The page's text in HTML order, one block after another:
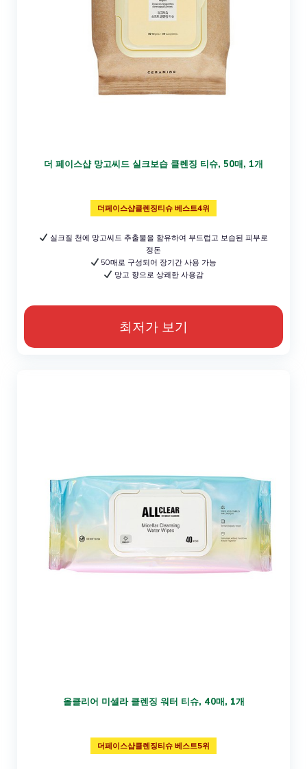
더 페이스샵 망고씨드 실크보습 클렌징 티슈, 50매, 1개
더페이스샵클렌징티슈 베스트4위
실크질 천에 망고씨드 추출물을 함유하여 부드럽고 보습된 피부로
정돈
50매로 구성되어 장기간 사용 가능
망고 향으로 상쾌한 사용감
최저가 보기
올클리어 미셀라 클렌징 워터 티슈, 40매, 1개
더페이스샵클렌징티슈 베스트5위